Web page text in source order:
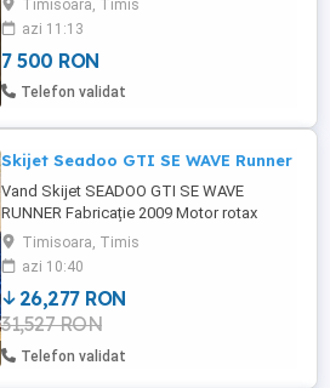
Timisoara, Timis
azi 11:13
7 500 RON
Telefon validat
Skijet Seadoo GTI SE WAVE Runner
Vand Skijet SEADOO GTI SE WAVE
RUNNER Fabricație 2009 Motor rotax
160cp Înmatriculat Polonia 3 persoane
Două chei Intretinut, revizii la zi 90 ore
Timisoara, Timis
azi 10:40
26,277 RON
31,527 RON
Telefon validat